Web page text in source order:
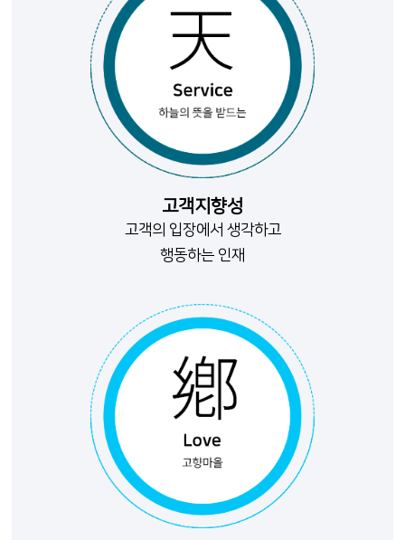
고객지향성
고객의 입장에서 생각하고
행동하는 인재